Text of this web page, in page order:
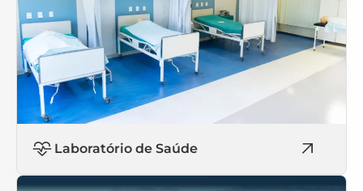
Laboratório de Saúde